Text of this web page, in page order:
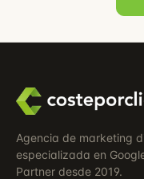
Agencia de marketing
especializada en
Partner desde 2019.